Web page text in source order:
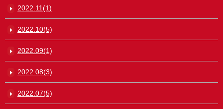
2022.11(1)
2022.10(5)
2022.09(1)
2022.08(3)
2022.07(5)